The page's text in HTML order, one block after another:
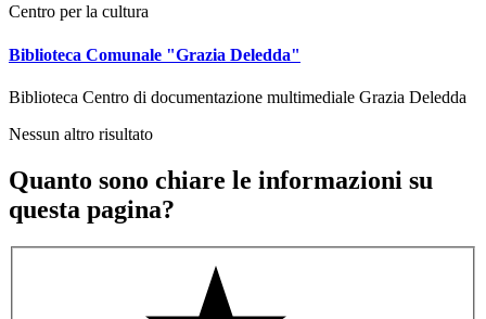
Centro per la cultura
Biblioteca Comunale "Grazia Deledda"
Biblioteca Centro di documentazione multimediale Grazia Deledda
Nessun altro risultato
Quanto sono chiare le informazioni su
questa pagina?